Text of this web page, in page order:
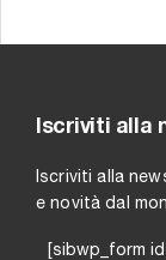
Iscriviti alla
Iscriviti alla
e novità dal
[sibwp_form